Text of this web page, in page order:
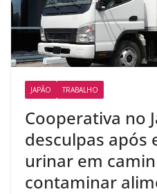
JAPÃO TRABALHO
Cooperativa no
desculpas após
urinar em
contaminar